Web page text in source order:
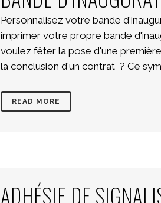
Personnalisez votre bande
imprimer votre propre bande
voulez fêter la pose d'une
la conclusion d'un contrat ? Ce
READ MORE
ADHÉSIF DE